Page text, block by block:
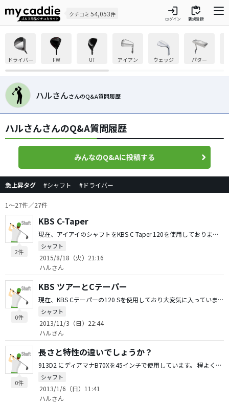
クチコミ 54,053件 login
ログイン
inventory
新規登録
ドライバー FW UT アイアン ウェッジ パター
ハルさんさんのQ&A質問履歴
ハルさんさんのQ&A質問履歴
みんなのQ&Aに投稿する
急上昇タグ #シャフト #ドライバー
1〜27件／27件
2件
KBS C-Taper
現在、アイアイのシャフトをKBS C-Taper 120を使用しておりますが、同じフィーリングで振れる、3Wと1Wのシャフトを探しております。 ご存知の方がいらっしゃいましたら、おしえ下さい。
シャフト
2015/8/18（火）21:16
ハルさん
0件
KBS ツアーとCテーパー
現在、KBS Cテーパーの120 Sを使用しており大変気に入っています。KBSツアーも気になっています。打ち比べた事がある方がいらっしゃれば感想を教えて下さい。
シャフト
2013/11/3（日）22:44
ハルさん
0件
長さと特性の違いでしょうか？
913D2 にディアマナB70Xを45インチで使用しています。 程よく捕まり満足していますが、試しにバシレウス スパーダ70Xを45.5インチで組んで使用してみましたが、 プッシュアウトが多くでます。特性は似た感じかと思っていたのですが、 全く別ものなのでしょうか？ また、0.5インチの長さの影響でしょうか？ バランスはウエイト交換しD3.5で揃えています。
シャフト
2013/1/6（日）11:41
ハルさん